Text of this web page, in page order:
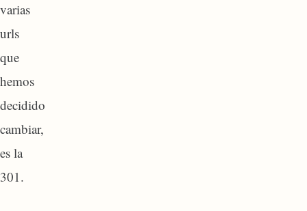
varias
urls
que
hemos
decidido
cambiar,
es la
301.